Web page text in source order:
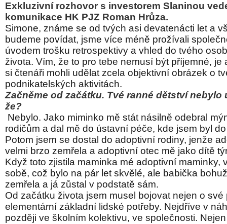
Exkluzivní rozhovor s investorem Slaninou
komunikace HK PJZ Roman Hrůza.
Simone, známe se od tvých asi devatenácti let a
budeme povídat, jsme více méně prožívali
úvodem trošku retrospektivy a vhled do tvého
života. Vím, že to pro tebe nemusí být příjemné, je
si čtenáři mohli udělat zcela objektivní obrázek o
podnikatelských aktivitách.
Začněme od začátku. Tvé ranné dětství nebylo
že?
Nebylo. Jako miminko mě stát násilně odebral
rodičům a dal mě do ústavní péče, kde jsem byl
Potom jsem se dostal do adoptivní rodiny, jenže
velmi brzo zemřela a adoptivní otec mě jako dítě
Když toto zjistila maminka mé adoptivní maminky,
sobě, což bylo na pár let skvělé, ale babička
zemřela a já zůstal v podstatě sám.
Od začátku života jsem musel bojovat nejen o
elementární základní lidské potřeby. Nejdříve v
později ve školním kolektivu, ve společnosti.